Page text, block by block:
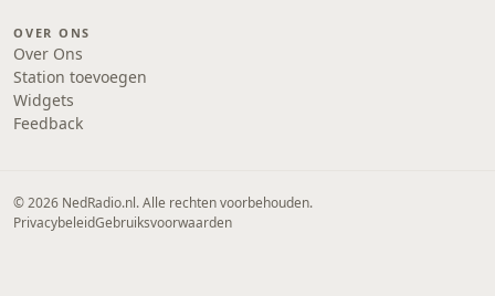
OVER ONS
Over Ons
Station toevoegen
Widgets
Feedback
© 2026 NedRadio.nl. Alle rechten voorbehouden.
PrivacybeleidGebruiksvoorwaarden